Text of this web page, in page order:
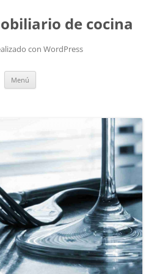
de cocina
con WordPress
Menú